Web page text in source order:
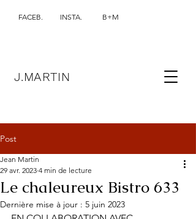
J.MARTIN
B+M
INSTA.
FACEB.
Post
Le chaleureux Bistro 633
Jean Martin
29 avr. 2023 4 min de lecture
Dernière mise à jour : 5 juin 2023